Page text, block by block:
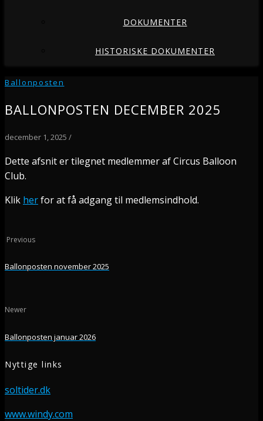
DOKUMENTER
HISTORISKE DOKUMENTER
Ballonposten
BALLONPOSTEN DECEMBER 2025
december 1, 2025 /
Dette afsnit er tilegnet medlemmer af Circus Balloon
Club.
Klik herfor at få adgang til medlemsindhold.
Previous
Ballonposten november 2025
Newer
Ballonposten januar 2026
Nyttige links
soltider.dk
www.windy.com